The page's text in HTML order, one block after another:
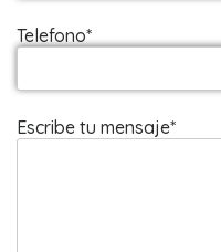
Telefono*
Escribe tu mensaje*